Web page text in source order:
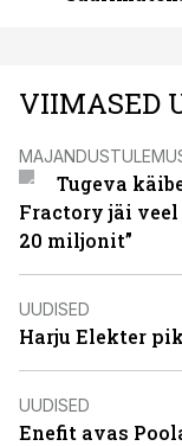
VIIMASED
Tugeva
Fractory jäi veel
20 miljonit”
UUDISED
Harju Elekter
UUDISED
Enefit avas